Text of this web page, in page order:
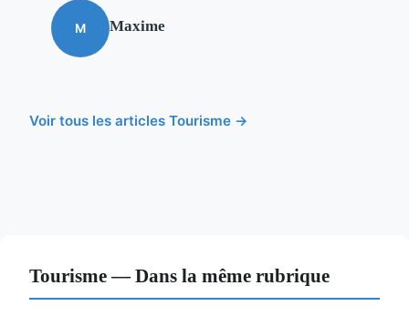
M Maxime
Voir tous les articles Tourisme →
Tourisme — Dans la même rubrique